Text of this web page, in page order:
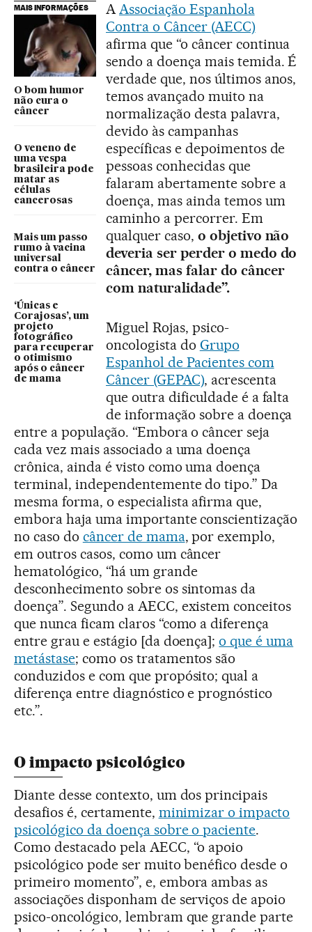
MAIS INFORMAÇÕES
O bom humor
não cura o
câncer
O veneno de
uma vespa
brasileira pode
matar as
células
cancerosas
Mais um passo
rumo à vacina
universal
contra o câncer
‘Únicas e
Corajosas’, um
projeto
fotográfico
para recuperar
o otimismo
após o câncer
de mama
AAssociação Espanhola
Contra o Câncer (AECC)
afirma que “o câncer continua
sendo a doença mais temida. É
verdade que, nos últimos anos,
temos avançado muito na
normalização desta palavra,
devido às campanhas
específicas e depoimentos de
pessoas conhecidas que
falaram abertamente sobre a
doença, mas ainda temos um
caminho a percorrer. Em
qualquer caso, o objetivo não
deveria ser perder o medo do
câncer, mas falar do câncer
com naturalidade”.
Miguel Rojas, psico-
oncologista do Grupo
Espanhol de Pacientes com
Câncer (GEPAC), acrescenta
que outra dificuldade é a falta
de informação sobre a doença
entre a população. “Embora o câncer seja
cada vez mais associado a uma doença
crônica, ainda é visto como uma doença
terminal, independentemente do tipo.” Da
mesma forma, o especialista afirma que,
embora haja uma importante conscientização
no caso do câncer de mama, por exemplo,
em outros casos, como um câncer
hematológico, “há um grande
desconhecimento sobre os sintomas da
doença”. Segundo a AECC, existem conceitos
que nunca ficam claros “como a diferença
entre grau e estágio [da doença];o que é uma
metástase; como os tratamentos são
conduzidos e com que propósito; qual a
diferença entre diagnóstico e prognóstico
etc.”.
O impacto psicológico
Diante desse contexto, um dos principais
desafios é, certamente, minimizar o impacto
psicológico da doença sobre o paciente.
Como destacado pela AECC, “o apoio
psicológico pode ser muito benéfico desde o
primeiro momento”, e, embora ambas as
associações disponham de serviços de apoio
psico-oncológico, lembram que grande parte